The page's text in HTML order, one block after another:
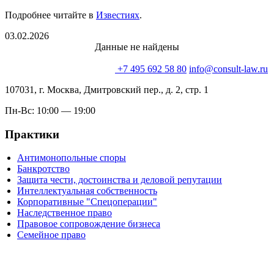
Подробнее читайте в Известиях.
03.02.2026
Данные не найдены
+7 495 692 58 80 info@consult-law.ru
107031, г. Москва, Дмитровский пер., д. 2, стр. 1
Пн-Вс: 10:00 — 19:00
Практики
Антимонопольные споры
Банкротство
Защита чести, достоинства и деловой репутации
Интеллектуальная собственность
Корпоративные "Спецоперации"
Наследственное право
Правовое сопровождение бизнеса
Семейное право